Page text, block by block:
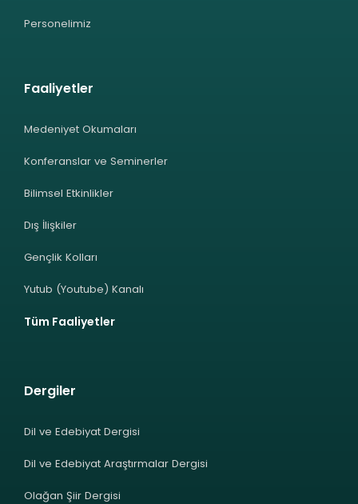
Personelimiz
Faaliyetler
Medeniyet Okumaları
Konferanslar ve Seminerler
Bilimsel Etkinlikler
Dış İlişkiler
Gençlik Kolları
Yutub (Youtube) Kanalı
Tüm Faaliyetler
Dergiler
Dil ve Edebiyat Dergisi
Dil ve Edebiyat Araştırmalar Dergisi
Olağan Şiir Dergisi